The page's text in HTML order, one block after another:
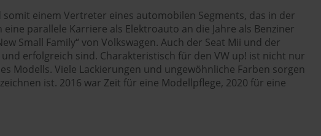
somit einem Vertreter eines automobilen Segments, das in der
parallele Karriere als Elektroauto an die Jahre als Benziner
Small Family“ von Volkswagen. Auch der Seat Mii und der
erfolgreich sind. Charakteristisch für den VW up! ist nicht nur
Modells. Viele Lackierungen und ungewöhnliche Farben sorgen
ist. 2016 war Zeit für eine Modellpflege, 2020 für eine